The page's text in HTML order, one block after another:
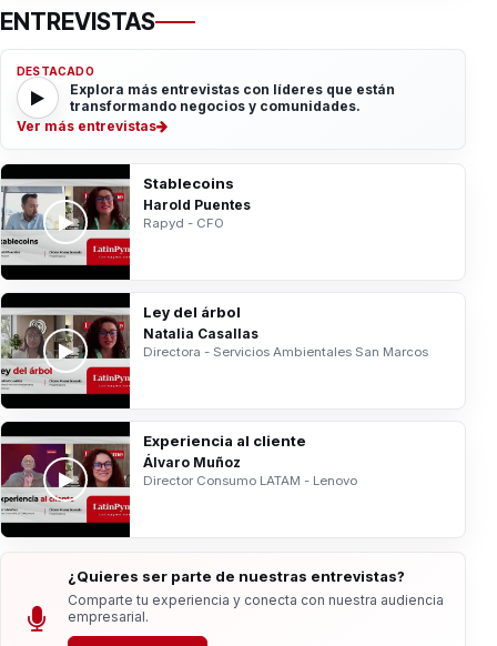
ENTREVISTAS
DESTACADO
Explora más entrevistas con líderes que están
transformando negocios y comunidades.
Ver más entrevistas
Stablecoins
Harold Puentes
Rapyd - CFO
Ley del árbol
Natalia Casallas
Directora - Servicios Ambientales San Marcos
Experiencia al cliente
Álvaro Muñoz
Director Consumo LATAM - Lenovo
¿Quieres ser parte de nuestras entrevistas?
Comparte tu experiencia y conecta con nuestra audiencia
empresarial.